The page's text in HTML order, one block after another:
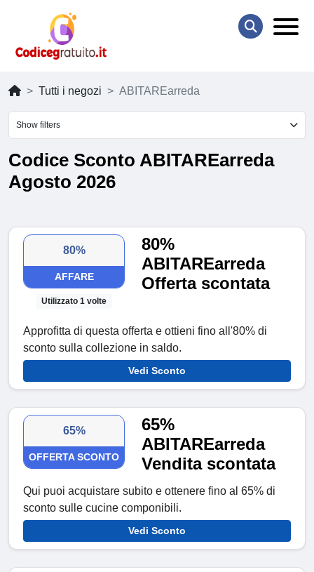
Tutti i negozi ABITAREarreda
Show filters
Codice Sconto ABITAREarreda
Agosto 2026
80%
AFFARE
Utilizzato 1 volte
80%
ABITAREarreda
Offerta scontata
Approfitta di questa offerta e ottieni fino all'80% di
sconto sulla collezione in saldo.
Vedi Sconto
65%
OFFERTA SCONTO
65%
ABITAREarreda
Vendita scontata
Qui puoi acquistare subito e ottenere fino al 65% di
sconto sulle cucine componibili.
Vedi Sconto